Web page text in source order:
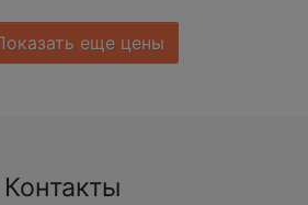
еще цены
Контакты